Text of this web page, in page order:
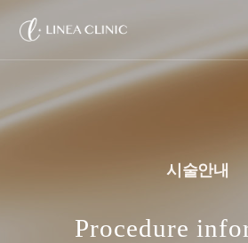
시술안내
Procedure